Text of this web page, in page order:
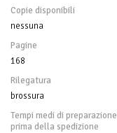
Copie disponibili
nessuna
Pagine
168
Rilegatura
brossura
Tempi medi di preparazione
prima della spedizione